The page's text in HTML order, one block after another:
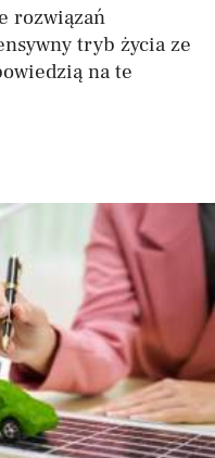
rozwiązań
tryb życia ze
na te